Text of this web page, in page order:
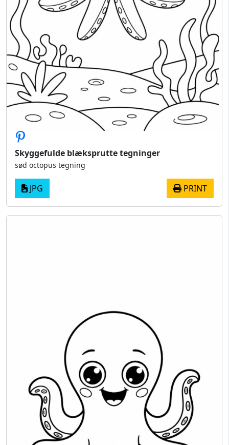
Skyggefulde blæksprutte tegninger
sød octopus tegning
JPG PRINT